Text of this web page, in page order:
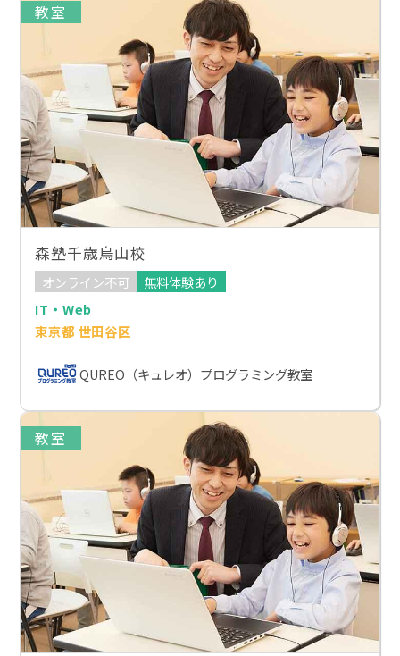
教室
森塾千歳烏山校
オンライン不可
無料体験あり
IT・Web
東京都 世田谷区
QUREO（キュレオ）プログラミング教室
教室